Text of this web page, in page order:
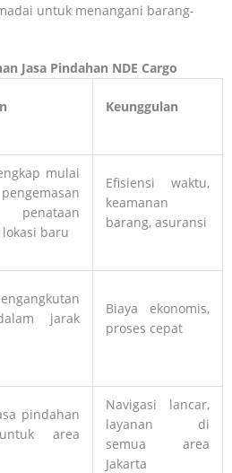
untuk menangani barang-
Jasa Pindahan NDE Cargo
Keunggulan
mulai
baru
Efisiensi waktu,
keamanan
barang, asuransi
jarak
Biaya ekonomis,
proses cepat
pindahan
area
Navigasi lancar,
layanan di
semua area
Jakarta